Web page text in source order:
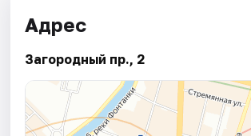
Адрес
Загородный пр., 2